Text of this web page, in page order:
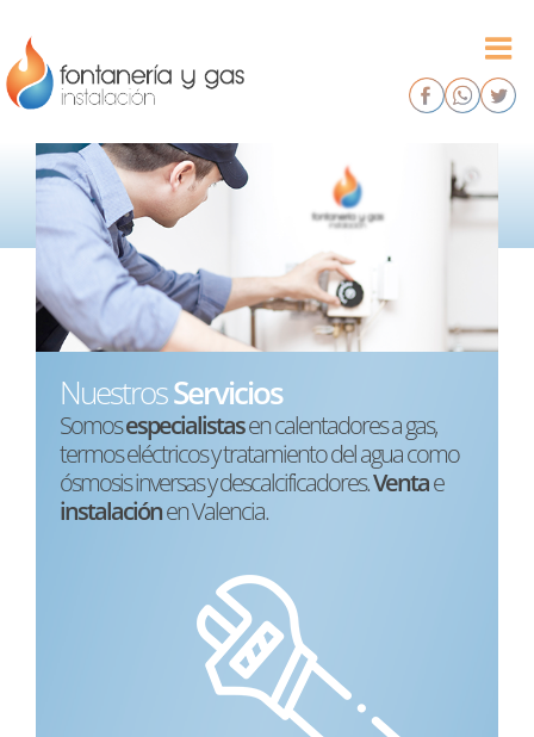
contenido
NuestrosServicios
Somosespecialistasen calentadores a gas,
termos eléctricos y tratamiento del agua como
ósmosis inversas y descalcificadores.Ventae
instalaciónen Valencia.